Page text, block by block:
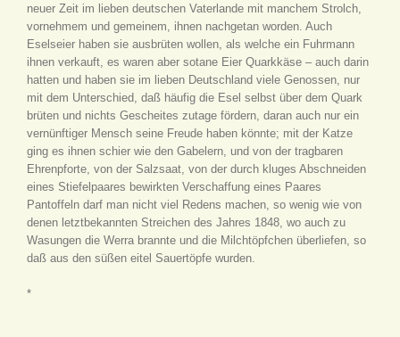
neuer Zeit im lieben deutschen Vaterlande mit manchem Strolch,
vornehmem und gemeinem, ihnen nachgetan worden. Auch
Eselseier haben sie ausbrüten wollen, als welche ein Fuhrmann
ihnen verkauft, es waren aber sotane Eier Quarkkäse – auch darin
hatten und haben sie im lieben Deutschland viele Genossen, nur
mit dem Unterschied, daß häufig die Esel selbst über dem Quark
brüten und nichts Gescheites zutage fördern, daran auch nur ein
vernünftiger Mensch seine Freude haben könnte; mit der Katze
ging es ihnen schier wie den Gabelern, und von der tragbaren
Ehrenpforte, von der Salzsaat, von der durch kluges Abschneiden
eines Stiefelpaares bewirkten Verschaffung eines Paares
Pantoffeln darf man nicht viel Redens machen, so wenig wie von
denen letztbekannten Streichen des Jahres 1848, wo auch zu
Wasungen die Werra brannte und die Milchtöpfchen überliefen, so
daß aus den süßen eitel Sauertöpfe wurden.
*